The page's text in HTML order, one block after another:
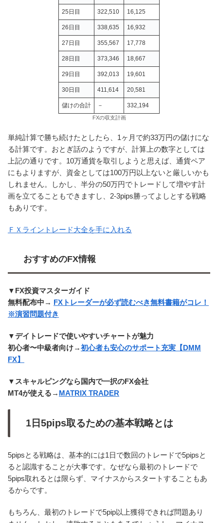
25日目 322,510 16,125
26日目 338,635 16,932
27日目 355,567 17,778
28日目 373,346 18,667
29日目 392,013 19,601
30日目 411,614 20,581
儲けの合計 － 332,194
FXの収支計画
単純計算で勝ち続けたとしたら、1ヶ月で約33万円の儲けにな
る計算です。おとぎ話のようですが、計算上の数字としては
上記の通りです。10万通貨を取引しようと思えば、通貨ペア
にもよりますが、資金としては100万円以上ないと厳しいかも
しれません。しかし、半分の50万円でトレードして増やす計
画を立てることもできますし、2-3pips勝ってよしとする戦略
もありです。
ＦＸライントレード大全を手に入れる
おすすめのFX情報
▼FX投資マスターガイド
無料配布中→ FXトレーダーが必ず読むべき無料書籍がコレ！
※演習問題付き
▼デイトレードで使いやすいチャートが魅力
初心者〜中級者向け→初心者も安心のサポート充実【DMM
FX】
▼ スキャルピングなら国内で一択のFX会社
MT4が使える→ MATRIX TRADER
1日5pips取るための基本戦略とは
5pipsとる戦略は、基本的には1日で数回のトレードで5pipsと
ると認識することが大事です。なぜなら最初のトレードで
5pips取れるとは限らず、マイナスからスタートすることもあ
るからです。
もちろん、最初のトレードで5pip以上獲得できれば問題あり